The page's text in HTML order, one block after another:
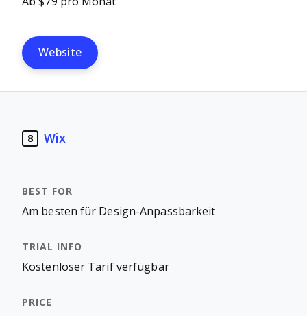
Website
8 Wix
Am besten für Design-Anpassbarkeit
Kostenloser Tarif verfügbar